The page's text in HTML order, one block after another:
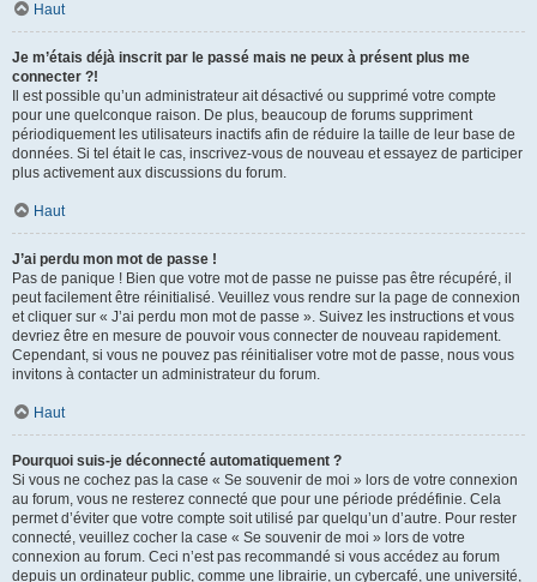
Haut
Je m’étais déjà inscrit par le passé mais ne peux à présent plus me
connecter ?!
Il est possible qu’un administrateur ait désactivé ou supprimé votre compte
pour une quelconque raison. De plus, beaucoup de forums suppriment
périodiquement les utilisateurs inactifs afin de réduire la taille de leur base de
données. Si tel était le cas, inscrivez-vous de nouveau et essayez de participer
plus activement aux discussions du forum.
Haut
J’ai perdu mon mot de passe !
Pas de panique ! Bien que votre mot de passe ne puisse pas être récupéré, il
peut facilement être réinitialisé. Veuillez vous rendre sur la page de connexion
et cliquer sur « J’ai perdu mon mot de passe ». Suivez les instructions et vous
devriez être en mesure de pouvoir vous connecter de nouveau rapidement.
Cependant, si vous ne pouvez pas réinitialiser votre mot de passe, nous vous
invitons à contacter un administrateur du forum.
Haut
Pourquoi suis-je déconnecté automatiquement ?
Si vous ne cochez pas la case « Se souvenir de moi » lors de votre connexion
au forum, vous ne resterez connecté que pour une période prédéfinie. Cela
permet d’éviter que votre compte soit utilisé par quelqu’un d’autre. Pour rester
connecté, veuillez cocher la case « Se souvenir de moi » lors de votre
connexion au forum. Ceci n’est pas recommandé si vous accédez au forum
depuis un ordinateur public, comme une librairie, un cybercafé, une université,